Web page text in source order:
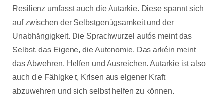
Resilienz umfasst auch die Autarkie. Diese spannt sich
auf zwischen der Selbstgenügsamkeit und der
Unabhängigkeit. Die Sprachwurzel autós meint das
Selbst, das Eigene, die Autonomie. Das arkéin meint
das Abwehren, Helfen und Ausreichen. Autarkie ist also
auch die Fähigkeit, Krisen aus eigener Kraft
abzuwehren und sich selbst helfen zu können.